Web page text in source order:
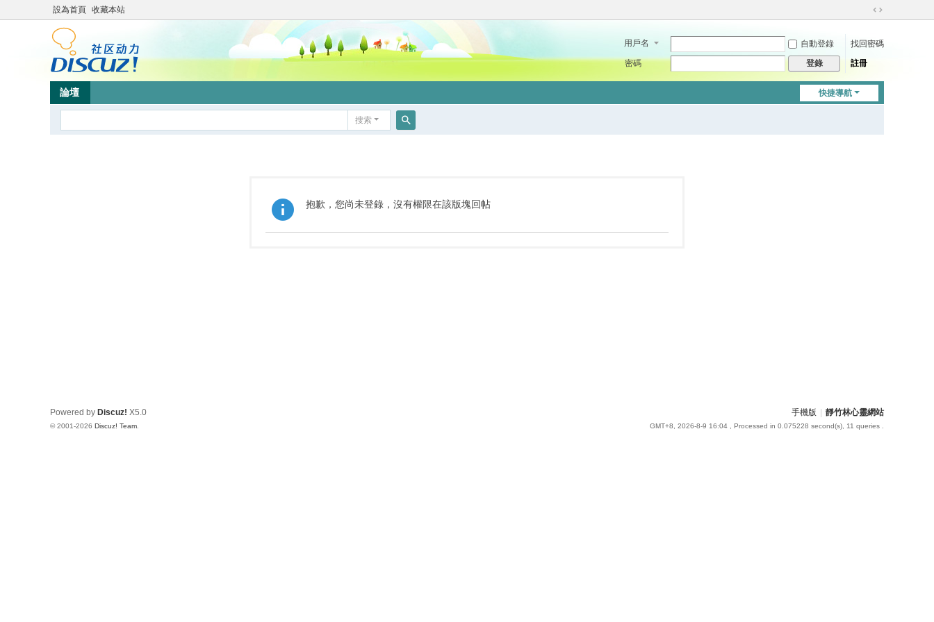
設為首頁 收藏本站
切
到
用戶名 自動登錄
找回密碼
密碼
登錄 註冊
快捷導航
論壇
搜索
抱歉，您尚未登錄，沒有權限在該版塊回帖
手機版 靜竹林心靈網站
GMT+8, 2026-8-9 16:04 , Processed in 0.075228 second(s), 11 queries .
Powered by Discuz! X5.0
© 2001-2026 Discuz! Team